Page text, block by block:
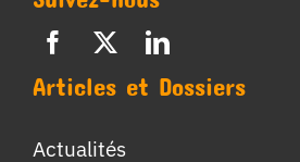
Articles et Dossiers
Actualités